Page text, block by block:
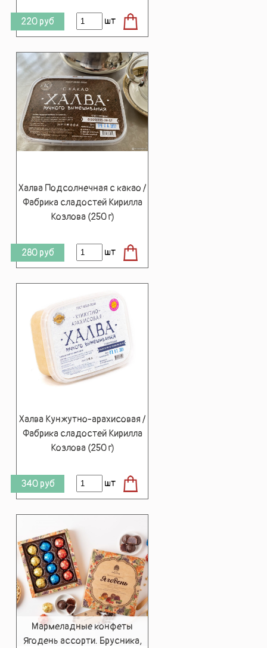
220 руб шт
Халва Подсолнечная с какао /
Фабрика сладостей Кирилла
Козлова (250 г)
280 руб шт
Халва Кунжутно-арахисовая /
Фабрика сладостей Кирилла
Козлова (250 г)
340 руб шт
Мармеладные конфеты
Ягодень ассорти. Брусника,